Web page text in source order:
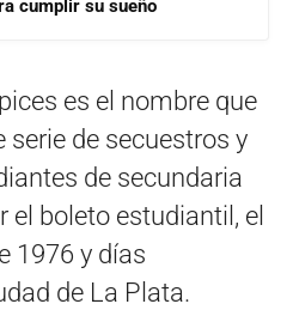
cumplir su sueño
es el nombre que
serie de secuestros y
de secundaria
el boleto estudiantil, el
1976 y días
de La Plata.